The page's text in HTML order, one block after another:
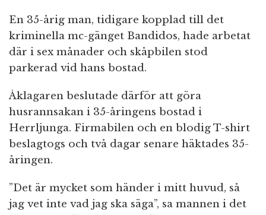
En 35-årig man, tidigare kopplad till det
kriminella mc-gänget Bandidos, hade arbetat
där i sex månader och skåpbilen stod
parkerad vid hans bostad.
Åklagaren beslutade därför att göra
husrannsakan i 35-åringens bostad i
Herrljunga. Firmabilen och en blodig T-shirt
beslagtogs och två dagar senare häktades 35-
åringen.
”Det är mycket som händer i mitt huvud, så
jag vet inte vad jag ska säga”, sa mannen i det